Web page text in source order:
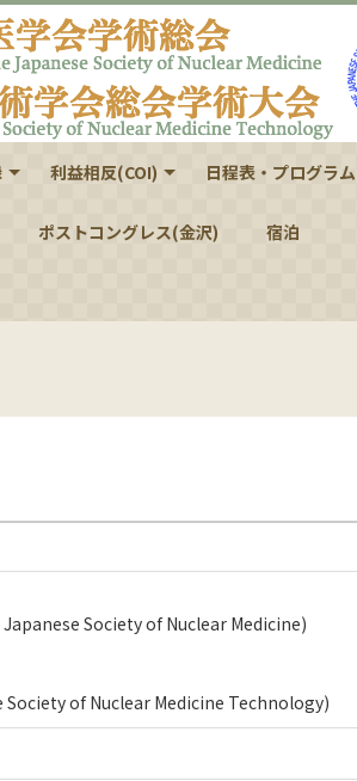
核医学会学術総会
核医学技術学会総会学術大会
核医学技術総会学術大会・学生セッション
利益相反(COI)
第62回日本核医学会学術総会
第42回日本核医学技術学会総会学術大会
日程表・プログラム
ポストコングレス(金沢) 宿泊
Society of Nuclear Medicine)
of Nuclear Medicine Technology)